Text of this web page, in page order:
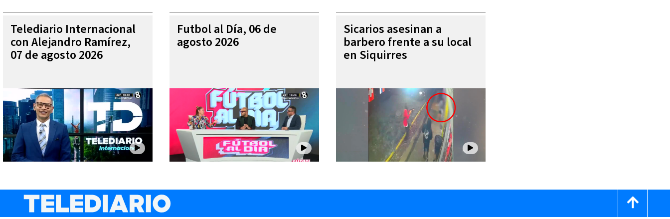
Telediario Internacional
con Alejandro Ramírez,
07 de agosto 2026
Futbol al Día, 06 de
agosto 2026
Sicarios asesinan a
barbero frente a su local
en Siquirres